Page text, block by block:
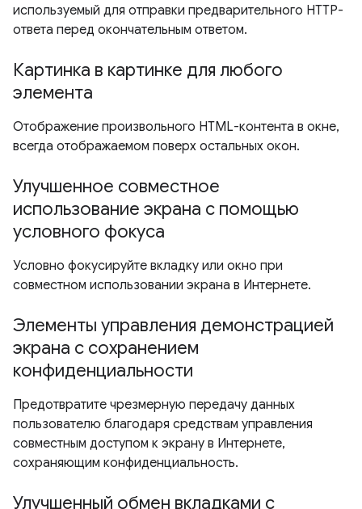
используемый для отправки предварительного HTTP-
ответа перед окончательным ответом.
Картинка в картинке для любого
элемента
Отображение произвольного HTML-контента в окне,
всегда отображаемом поверх остальных окон.
Улучшенное совместное
использование экрана с помощью
условного фокуса
Условно фокусируйте вкладку или окно при
совместном использовании экрана в Интернете.
Элементы управления демонстрацией
экрана с сохранением
конфиденциальности
Предотвратите чрезмерную передачу данных
пользователю благодаря средствам управления
совместным доступом к экрану в Интернете,
сохраняющим конфиденциальность.
Улучшенный обмен вкладками с